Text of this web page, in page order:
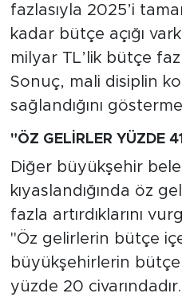
fazlasıyla 2025’i
kadar bütçe açığı
milyar TL’lik bütçe
Sonuç, mali disiplin
sağlandığını
"ÖZ GELİRLER YÜZDE
Diğer büyükşehir
kıyaslandığında öz
fazla artırdıklarını
"Öz gelirlerin bütçe
büyükşehirlerin
yüzde 20